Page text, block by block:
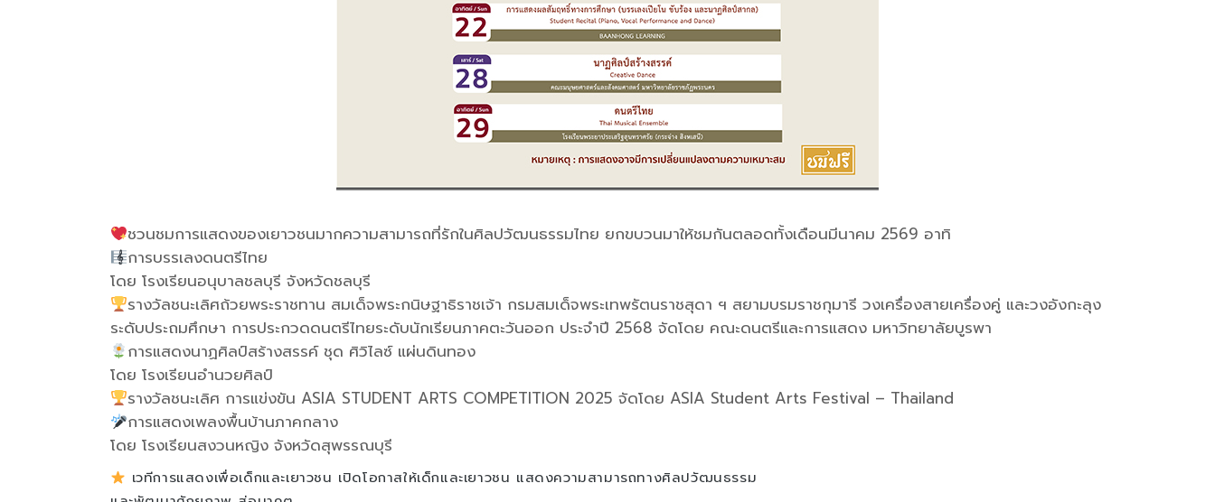
ชวนชมการแสดงของเยาวชนมากความสามารถที่รักในศิลปวัฒนธรรมไทย ยกขบวนมาให้ชมกันตลอดทั้งเดือนมีนาคม 2569 อาทิ
การบรรเลงดนตรีไทย
โดย โรงเรียนอนุบาลชลบุรี จังหวัดชลบุรี
รางวัลชนะเลิศถ้วยพระราชทาน สมเด็จพระกนิษฐาธิราชเจ้า กรมสมเด็จพระเทพรัตนราชสุดา ฯ สยามบรมราชกุมารี วงเครื่องสายเครื่องคู่ และวงอังกะลุง
ระดับประถมศึกษา การประกวดดนตรีไทยระดับนักเรียนภาคตะวันออก ประจำปี 2568 จัดโดย คณะดนตรีและการแสดง มหาวิทยาลัยบูรพา
การแสดงนาฏศิลป์สร้างสรรค์ ชุด ศิวิไลซ์ แผ่นดินทอง
โดย โรงเรียนอำนวยศิลป์
รางวัลชนะเลิศ การแข่งขัน ASIA STUDENT ARTS COMPETITION 2025 จัดโดย ASIA Student Arts Festival – Thailand
การแสดงเพลงพื้นบ้านภาคกลาง
โดย โรงเรียนสงวนหญิง จังหวัดสุพรรณบุรี
เวทีการแสดงเพื่อเด็กและเยาวชน เปิดโอกาสให้เด็กและเยาวชน แสดงความสามารถทางศิลปวัฒนธรรม